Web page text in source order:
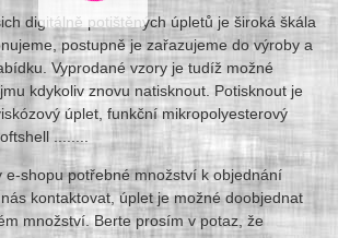
digitálně potištěných úpletů je široká škála
postupně je zařazujeme do výroby a
Vyprodané vzory je tudíž možné
kdykoliv znovu natisknout. Potisknout je
úplet, funkční mikropolyesterový
........
e-shopu potřebné množství k objednání
kontaktovat, úplet je možné doobjednat
množství. Berte prosím v potaz, že